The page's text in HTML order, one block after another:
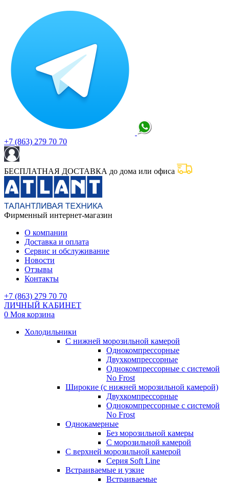
+7 (863) 279 70 70
БЕСПЛАТНАЯ ДОСТАВКА до дома или офиса
Фирменный интернет-магазин
О компании
Доставка и оплата
Сервис и обслуживание
Новости
Отзывы
Контакты
+7 (863) 279 70 70
ЛИЧНЫЙ КАБИНЕТ
0 Моя корзина
Холодильники
С нижней морозильной камерой
Однокомпрессорные
Двухкомпрессорные
Однокомпрессорные с системой
No Frost
Широкие (с нижней морозильной камерой)
Двухкомпрессорные
Однокомпрессорные с системой
No Frost
Однокамерные
Без морозильной камеры
С морозильной камерой
С верхней морозильной камерой
Серия Soft Line
Встраиваемые и узкие
Встраиваемые